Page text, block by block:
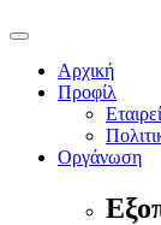
Αρχική
Προφίλ
Οργάνωση